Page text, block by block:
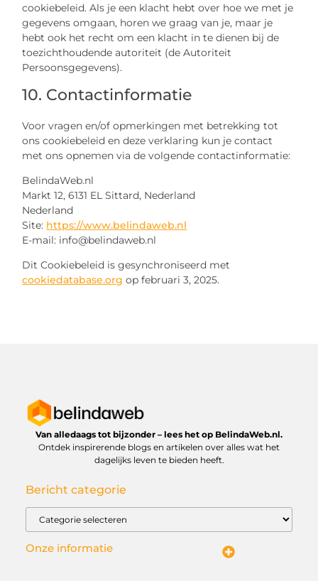
cookiebeleid. Als je een klacht hebt over hoe we met je
gegevens omgaan, horen we graag van je, maar je
hebt ook het recht om een klacht in te dienen bij de
toezichthoudende autoriteit (de Autoriteit
Persoonsgegevens).
10. Contactinformatie
Voor vragen en/of opmerkingen met betrekking tot
ons cookiebeleid en deze verklaring kun je contact
met ons opnemen via de volgende contactinformatie:
BelindaWeb.nl
Markt 12, 6131 EL Sittard, Nederland
Nederland
Site: https://www.belindaweb.nl
E-mail: info@belindaweb.nl
Dit Cookiebeleid is gesynchroniseerd met
cookiedatabase.org op februari 3, 2025.
Van alledaags tot bijzonder – lees het op BelindaWeb.nl.
Ontdek inspirerende blogs en artikelen over alles wat het
dagelijks leven te bieden heeft.
Bericht categorie
Onze informatie